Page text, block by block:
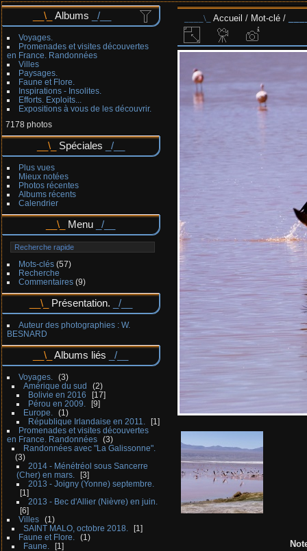
Albums
Voyages.
Promenades et visites découvertes
en France. Randonnées
Villes
Paysages.
Faune et Flore.
Inspirations - Insolites.
Efforts. Exploits...
Expositions à vous de les découvrir.
7178 photos
Spéciales
Plus vues
Mieux notées
Photos récentes
Albums récents
Calendrier
Menu
Mots-clés(57)
Recherche
Commentaires(9)
Présentation.
Auteur des photographies : W.
BESNARD
Albums liés
Voyages.
3
Amérique du sud
2
Bolivie en 2016
17
Pérou en 2009.
9
Europe.
1
République Irlandaise en 2011.
1
Promenades et visites découvertes
en France. Randonnées
3
Randonnées avec "La Galissonne".
3
2014 - Ménétréol sous Sancerre
(Cher) en mars.
3
2013 - Joigny (Yonne) septembre.
1
2013 - Bec d'Allier (Nièvre) en juin.
6
Villes
1
SAINT MALO, octobre 2018.
1
Faune et Flore.
1
Faune.
1
Accueil / Mot-clé /